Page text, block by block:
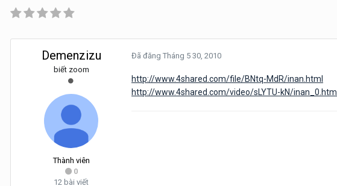
Demenzizu
biết zoom
Thành viên
0
12 bài viết
Đã đăng Tháng 5 30, 2010
http://www.4shared.com/file/BNtq-MdR/inan.html
http://www.4shared.com/video/sLYTU-kN/inan_0.html